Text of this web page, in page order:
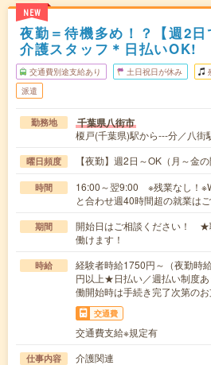
NEW
夜勤＝待機多め！？【週2日
介護スタッフ＊日払いOK!
交通費別途支給あり 土日祝日が休み
派遣
勤務地 千葉県八街市
榎戸(千葉県)駅から---分／八街
曜日頻度 【夜勤】週2日～OK（月～金の
時間
16:00～翌9:00 ※残業なし！
と合わせ週40時間超の就業は
期間
開始日はご相談ください！ ★
働けます！
時給
経験者時給1750円～（夜勤時
円以上★日払い／週払い制度
働開始時は手続き完了次第のお
交通費
交通費支給※規定有
仕事内容
介護関連